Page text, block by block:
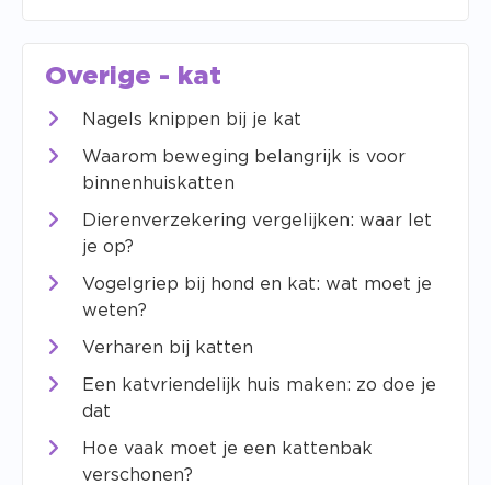
Overige - kat
Nagels knippen bij je kat
Waarom beweging belangrijk is voor
binnenhuiskatten
Dierenverzekering vergelijken: waar let
je op?
Vogelgriep bij hond en kat: wat moet je
weten?
Verharen bij katten
Een katvriendelijk huis maken: zo doe je
dat
Hoe vaak moet je een kattenbak
verschonen?